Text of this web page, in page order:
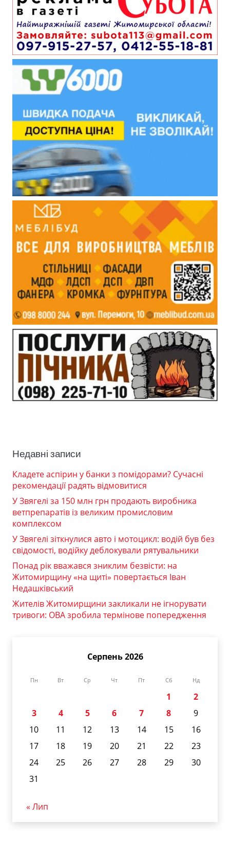
Недавні записи
Кладете аспірин у банки з помідорами? Сучасні
рекомендації радять відмовитися
У Звягелі за 150 млн грн продають виробника
ветпрепаратів із великим промисловим
комплексом
У Звягелі зіткнулися авто і мотоцикл: водій був без
свідомості, водійку деблокували рятувальники
Понад рік вважався зниклим безвісти: на
Житомирщину «на щиті» повертається Іван
Недашківський
Жителів Житомирщини закликали не ігнорувати
тривоги: ОВА зробила термінове попередження
Серпень 2026
Пн Вт Ср Чт Пт Сб Нд
1
2
3
4 5 6 7 8
9
10
11 12 13 14 15
16
17
18 19 20 21 22
23
24
25 26 27 28 29
30
31
« Лип